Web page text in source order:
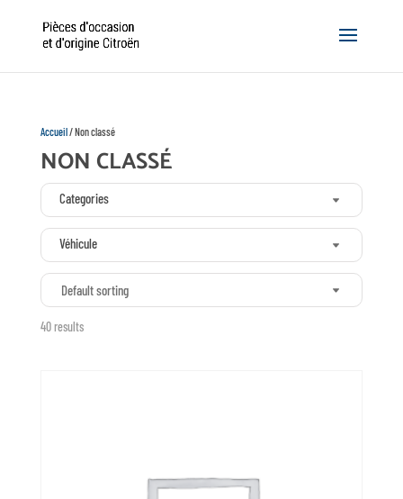
Accueil/ Non classé
NON CLASSÉ
Categories
Véhicule
Default sorting
40 results